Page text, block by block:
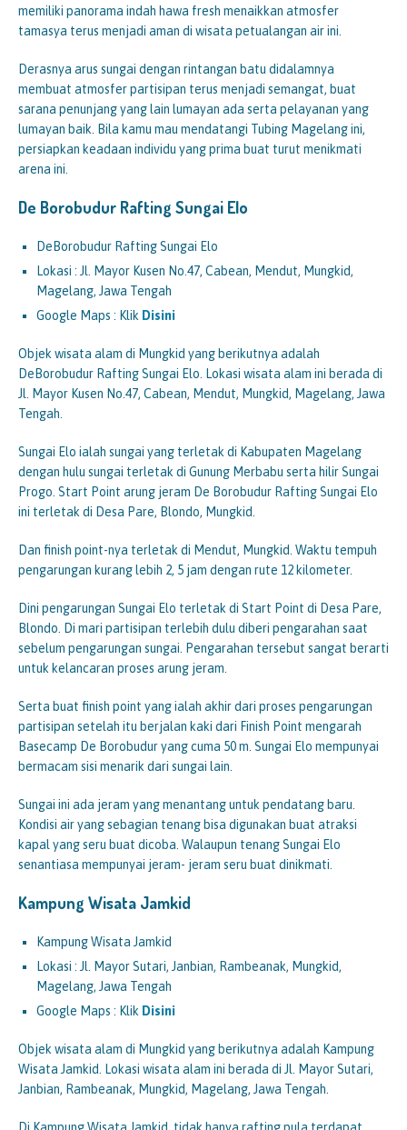
memiliki panorama indah hawa fresh menaikkan atmosfer
tamasya terus menjadi aman di wisata petualangan air ini.
Derasnya arus sungai dengan rintangan batu didalamnya
membuat atmosfer partisipan terus menjadi semangat, buat
sarana penunjang yang lain lumayan ada serta pelayanan yang
lumayan baik. Bila kamu mau mendatangi Tubing Magelang ini,
persiapkan keadaan individu yang prima buat turut menikmati
arena ini.
De Borobudur Rafting Sungai Elo
DeBorobudur Rafting Sungai Elo
Lokasi : Jl. Mayor Kusen No.47, Cabean, Mendut, Mungkid,
Magelang, Jawa Tengah
Google Maps : Klik Disini
Objek wisata alam di Mungkid yang berikutnya adalah
DeBorobudur Rafting Sungai Elo. Lokasi wisata alam ini berada di
Jl. Mayor Kusen No.47, Cabean, Mendut, Mungkid, Magelang, Jawa
Tengah.
Sungai Elo ialah sungai yang terletak di Kabupaten Magelang
dengan hulu sungai terletak di Gunung Merbabu serta hilir Sungai
Progo. Start Point arung jeram De Borobudur Rafting Sungai Elo
ini terletak di Desa Pare, Blondo, Mungkid.
Dan finish point-nya terletak di Mendut, Mungkid. Waktu tempuh
pengarungan kurang lebih 2, 5 jam dengan rute 12 kilometer.
Dini pengarungan Sungai Elo terletak di Start Point di Desa Pare,
Blondo. Di mari partisipan terlebih dulu diberi pengarahan saat
sebelum pengarungan sungai. Pengarahan tersebut sangat berarti
untuk kelancaran proses arung jeram.
Serta buat finish point yang ialah akhir dari proses pengarungan
partisipan setelah itu berjalan kaki dari Finish Point mengarah
Basecamp De Borobudur yang cuma 50 m. Sungai Elo mempunyai
bermacam sisi menarik dari sungai lain.
Sungai ini ada jeram yang menantang untuk pendatang baru.
Kondisi air yang sebagian tenang bisa digunakan buat atraksi
kapal yang seru buat dicoba. Walaupun tenang Sungai Elo
senantiasa mempunyai jeram- jeram seru buat dinikmati.
Kampung Wisata Jamkid
Kampung Wisata Jamkid
Lokasi : Jl. Mayor Sutari, Janbian, Rambeanak, Mungkid,
Magelang, Jawa Tengah
Google Maps : Klik Disini
Objek wisata alam di Mungkid yang berikutnya adalah Kampung
Wisata Jamkid. Lokasi wisata alam ini berada di Jl. Mayor Sutari,
Janbian, Rambeanak, Mungkid, Magelang, Jawa Tengah.